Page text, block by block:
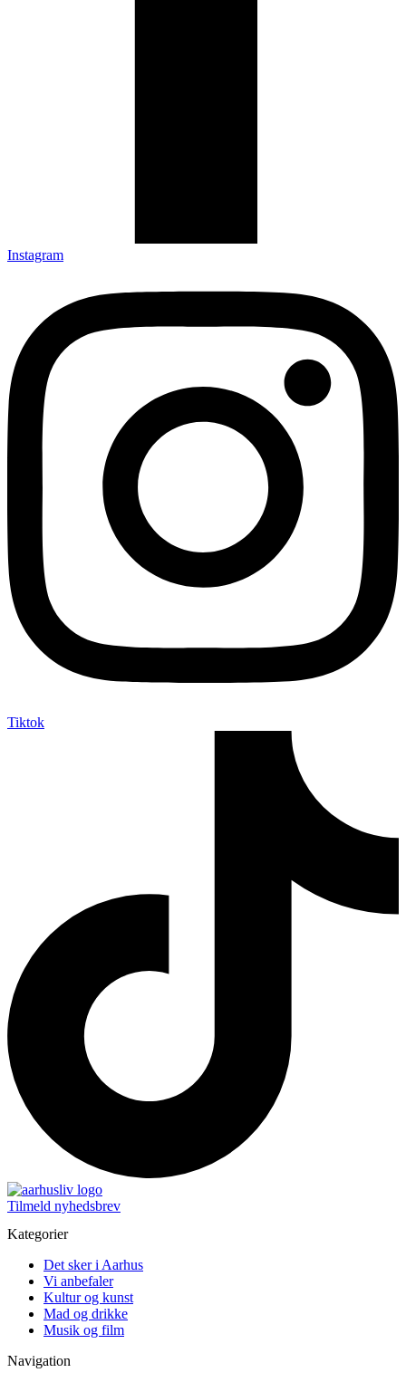
Instagram
Tiktok
Tilmeld nyhedsbrev
Kategorier
Det sker i Aarhus
Vi anbefaler
Kultur og kunst
Mad og drikke
Musik og film
Navigation